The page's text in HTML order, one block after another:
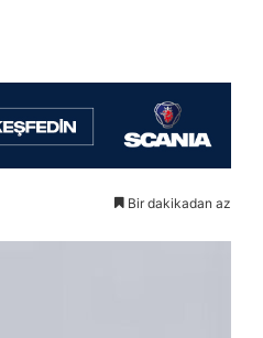
Bir dakikadan az